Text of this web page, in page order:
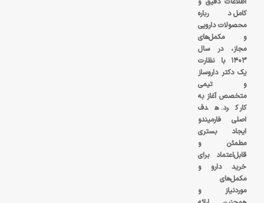
کامل درباره
محصولات دارویی
و مکمل‌های
مجاز، در سال
۱۴۰۳ با نظارت
یک دکتر داروساز
و تیمی
متخصص آغاز به
کار کرد. هدف
اصلی فارمیندو
ایجاد بستری
مطمئن و
قابل‌اعتماد برای
خرید دارو و
مکمل‌های
موردنیاز و